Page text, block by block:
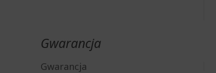
Gwarancja
Gwarancja